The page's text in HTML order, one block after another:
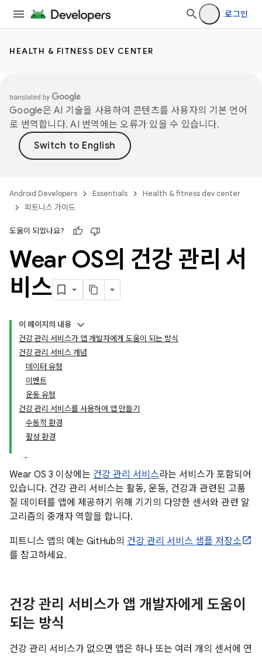
로그인
HEALTH & FITNESS DEV CENTER
Google은 AI 기술을 사용하여 콘텐츠를 사용자의 기본 언어
로 번역합니다. AI 번역에는 오류가 있을 수 있습니다.
Android Developers Essentials
Health & fitness dev center
피트니스 가이드
도움이 되었나요?
Wear OS의 건강 관리 서
비스
이 페이지의 내용
건강 관리 서비스가 앱 개발자에게 도움이 되는 방식
건강 관리 서비스 개념
데이터 유형
이벤트
운동 유형
건강 관리 서비스를 사용하여 앱 만들기
수동적 환경
활성 환경
Wear OS 3 이상에는 건강 관리 서비스라는 서비스가 포함되어
있습니다. 건강 관리 서비스는 활동, 운동, 건강과 관련된 고품
질 데이터를 앱에 제공하기 위해 기기의 다양한 센서와 관련 알
고리즘의 중개자 역할을 합니다.
피트니스 앱의 예는 GitHub의 건강 관리 서비스 샘플 저장소
를 참고하세요.
건강 관리 서비스가 앱 개발자에게 도움이
되는 방식
건강 관리 서비스가 없으면 앱은 하나 또는 여러 개의 센서에 연